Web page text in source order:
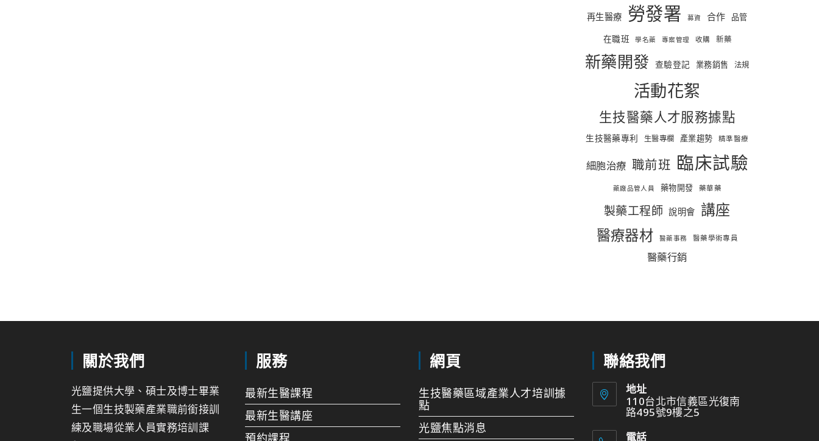
再生醫療 勞發署 募資 合作 品管
在職班 學名藥 專案管理 收購 新藥
新藥開發 查驗登記 業務銷售 法規
活動花絮
生技醫藥人才服務據點
生技醫藥專利 生醫專欄 產業趨勢 精準醫療
細胞治療 職前班 臨床試驗
藥廠品管人員 藥物開發 藥華藥
製藥工程師 說明會 講座
醫療器材 醫藥事務 醫藥學術專員
醫藥行銷
關於我們
光鹽提供大學、碩士及博士畢業
生一個生技製藥產業職前銜接訓
練及職場從業人員實務培訓課
服務
最新生醫課程
最新生醫講座
預約課程
網頁
生技醫藥區域產業人才培訓據
點
光鹽焦點消息
聯絡我們
地址
110台北市信義區光復南
路495號9樓之5
電話